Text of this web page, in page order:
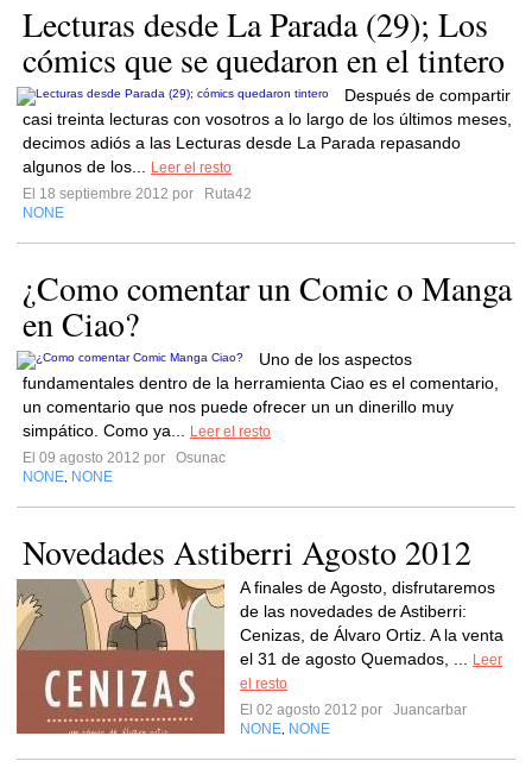
Lecturas desde La Parada (29); Los
cómics que se quedaron en el tintero
Después de compartir
casi treinta lecturas con vosotros a lo largo de los últimos meses,
decimos adiós a las Lecturas desde La Parada repasando
algunos de los...
Leer el resto
El 18 septiembre 2012 por
Ruta42
NONE
¿Como comentar un Comic o Manga
en Ciao?
Uno de los aspectos
fundamentales dentro de la herramienta Ciao es el comentario,
un comentario que nos puede ofrecer un un dinerillo muy
simpático. Como ya...
Leer el resto
El 09 agosto 2012 por
Osunac
NONE NONE
Novedades Astiberri Agosto 2012
A finales de Agosto, disfrutaremos
de las novedades de Astiberri:
Cenizas, de Álvaro Ortiz. A la venta
el 31 de agosto Quemados, ...
Leer
el resto
El 02 agosto 2012 por
Juancarbar
NONE NONE